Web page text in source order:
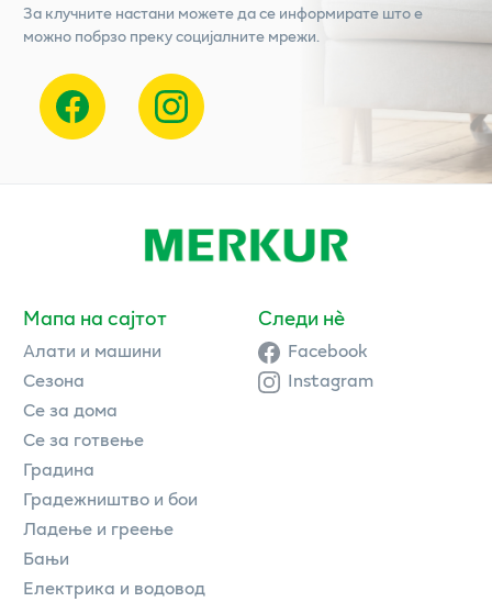
За клучните настани можете да се информирате што е
можно побрзо преку социјалните мрежи.
Мапа на сајтот
Алати и машини
Сезона
Се за дома
Се за готвење
Градина
Градежништво и бои
Ладење и греење
Бањи
Електрика и водовод
Следи нè
Facebook
Instagram